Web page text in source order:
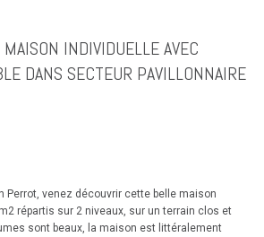
INDIVIDUELLE AVEC
DANS SECTEUR PAVILLONNAIRE
Perrot, venez découvrir cette belle maison
répartis sur 2 niveaux, sur un terrain clos et
sont beaux, la maison est littéralement